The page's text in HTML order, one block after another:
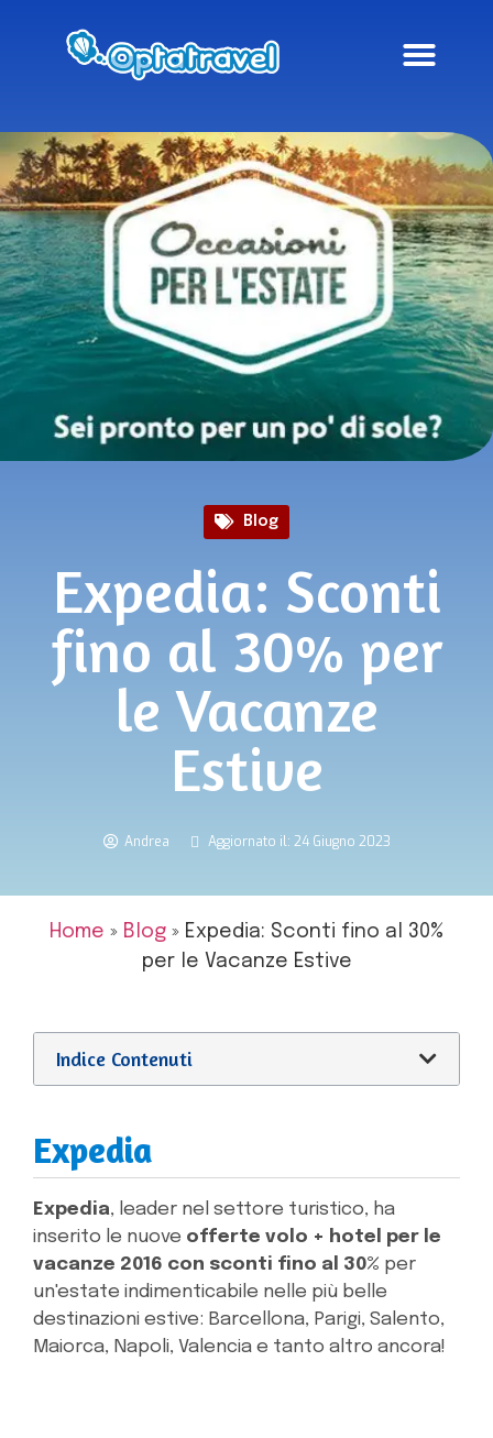
Blog
Expedia: Sconti
fino al 30% per
le Vacanze
Estive
Andrea Aggiornato il: 24 Giugno 2023
Home » Blog » Expedia: Sconti fino al 30%
per le Vacanze Estive
Indice Contenuti
Expedia
Expedia, leader nel settore turistico, ha
inserito le nuove offerte volo + hotel per le
vacanze 2016 con sconti fino al 30% per
un'estate indimenticabile nelle più belle
destinazioni estive: Barcellona, Parigi, Salento,
Maiorca, Napoli, Valencia e tanto altro ancora!